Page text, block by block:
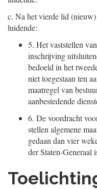
c. Na het vierde lid
luidende:
5. Het vaststellen
inschrijving
bedoeld in het
niet toegestaan ten
maatregel van
aanbestedende
6. De voordracht
stellen algemene
gedaan dan vier
der Staten-Generaal